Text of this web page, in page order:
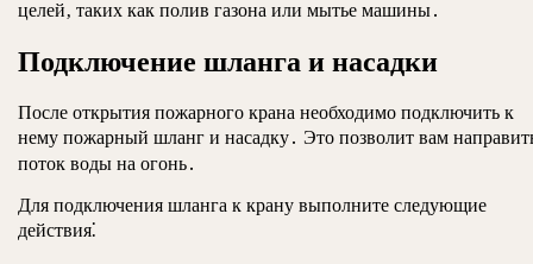
целей‚ таких как полив газона или мытье машины․
Подключение шланга и насадки
После открытия пожарного крана необходимо подключить к
нему пожарный шланг и насадку․ Это позволит вам
поток воды на огонь․
Для подключения шланга к крану выполните следующие
действия⁚